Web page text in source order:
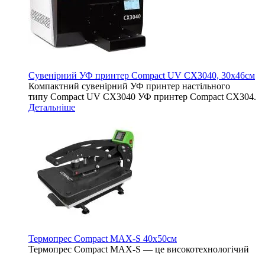
Сувенірний УФ принтер Compact UV CX3040, 30х46см
Компактний сувенірний УФ принтер настільного
типу Compact UV CX3040 УФ принтер Compact CX304.
Детальніше
Термопрес Compact MAX-S 40х50см
Термопрес Compact MAX-S — це високотехнологічий